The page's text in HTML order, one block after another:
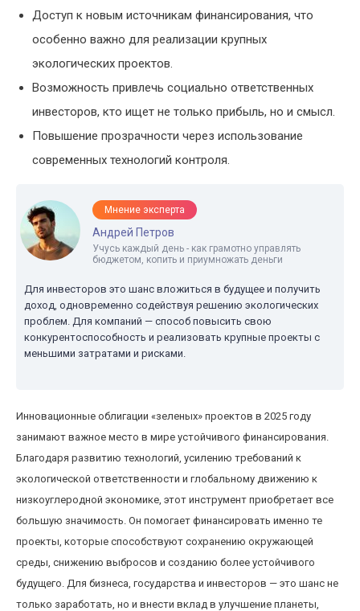
Доступ к новым источникам финансирования, что
особенно важно для реализации крупных
экологических проектов.
Возможность привлечь социально ответственных
инвесторов, кто ищет не только прибыль, но и смысл.
Повышение прозрачности через использование
современных технологий контроля.
Мнение эксперта
Андрей Петров
Учусь каждый день - как грамотно управлять
бюджетом, копить и приумножать деньги
Для инвесторов это шанс вложиться в будущее и получить
доход, одновременно содействуя решению экологических
проблем. Для компаний — способ повысить свою
конкурентоспособность и реализовать крупные проекты с
меньшими затратами и рисками.
Инновационные облигации «зеленых» проектов в 2025 году
занимают важное место в мире устойчивого финансирования.
Благодаря развитию технологий, усилению требований к
экологической ответственности и глобальному движению к
низкоуглеродной экономике, этот инструмент приобретает все
большую значимость. Он помогает финансировать именно те
проекты, которые способствуют сохранению окружающей
среды, снижению выбросов и созданию более устойчивого
будущего. Для бизнеса, государства и инвесторов — это шанс не
только заработать, но и внести вклад в улучшение планеты,